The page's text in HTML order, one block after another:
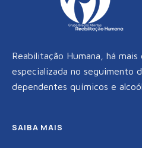
Reabilitação Humana, há
especializada no seguimento
dependentes químicos e
SAIBA MAIS